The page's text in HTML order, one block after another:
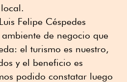
Felipe Céspedes
de negocio que
el turismo es nuestro,
y el beneficio es
podido constatar luego